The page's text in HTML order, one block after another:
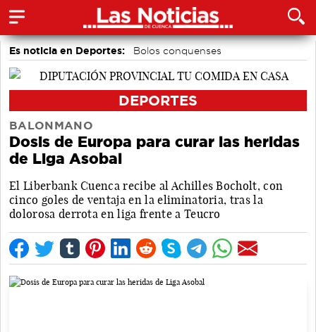
Es noticia en Deportes:
Bolos conquenses
Área de Deportes
DEPORTES
BALONMANO
Dosis de Europa para curar las heridas
de Liga Asobal
El Liberbank Cuenca recibe al Achilles Bocholt, con
cinco goles de ventaja en la eliminatoria, tras la
dolorosa derrota en liga frente a Teucro